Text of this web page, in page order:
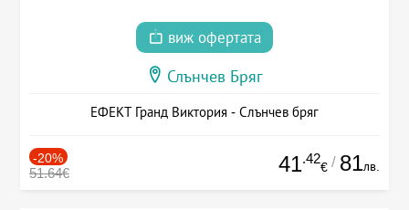
виж офертата
Слънчев Бряг
ЕФЕКТ Гранд Виктория - Слънчев бряг
-20%
51.64€ 41.42
€ / 81лв.